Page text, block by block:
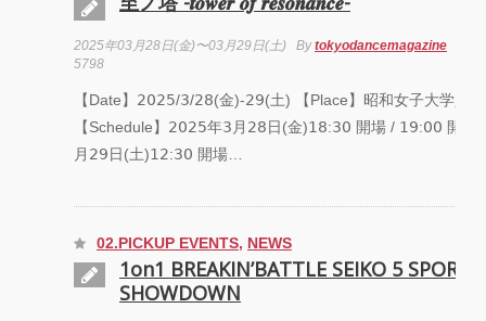
2025年03月28日(金)〜03月29日(土) Bytokyodancemagazine
5798
【Date】𝟤𝟢𝟤𝟧/𝟥/𝟤𝟪(金)-𝟤𝟫(土) 【Place】昭和女子大学人
【Schedule】𝟤𝟢𝟤𝟧年𝟥月𝟤𝟪日(金)𝟣𝟪:𝟥𝟢 開場 / 𝟣𝟫:𝟢𝟢 開演
月𝟤𝟫日(土)𝟣𝟤:𝟥𝟢 開場…
02.PICKUP EVENTS, NEWS
1on1 BREAKIN’BATTLE SEIKO 5 SPORTS
SHOWDOWN